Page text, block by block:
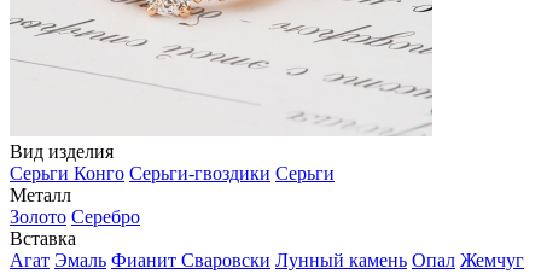
Вид изделия
Серьги Конго Серьги-гвоздики Серьги
Металл
Золото Серебро
Вставка
Агат Эмаль Фианит Сваровски Лунный камень Опал Жемчуг